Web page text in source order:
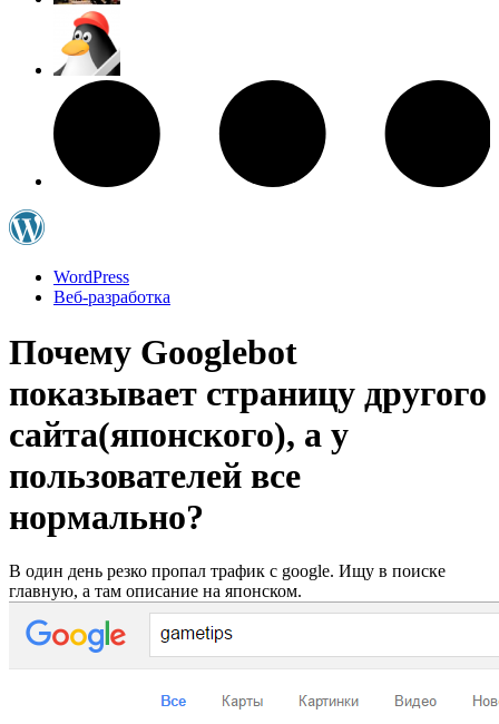
WordPress
Веб-разработка
Почему Googlebot
показывает страницу другого
сайта(японского), а у
пользователей все
нормально?
В один день резко пропал трафик с google. Ищу в поиске
главную, а там описание на японском.